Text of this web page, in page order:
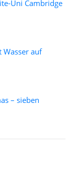
Uni Cambridge
Wasser auf
– sieben